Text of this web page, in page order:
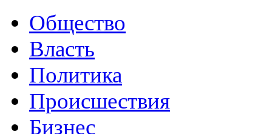
Общество
Власть
Политика
Происшествия
Бизнес